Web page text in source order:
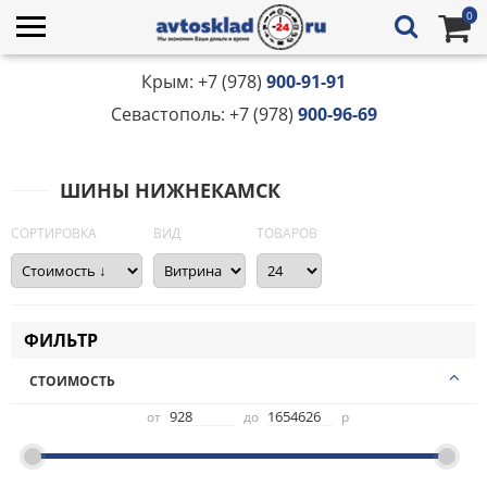
0
Крым: +7 (978) 900-91-91
Севастополь: +7 (978) 900-96-69
ШИНЫ НИЖНЕКАМСК
СОРТИРОВКА ВИД ТОВАРОВ
ФИЛЬТР
СТОИМОСТЬ
от
до р